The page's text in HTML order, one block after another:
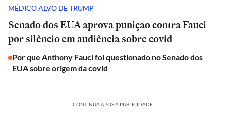
MÉDICO ALVO DE TRUMP
Senado dos EUA aprova punição contra Fauci
por silêncio em audiência sobre covid
Por que Anthony Fauci foi questionado no Senado dos
EUA sobre origem da covid
CONTINUA APÓS A PUBLICIDADE